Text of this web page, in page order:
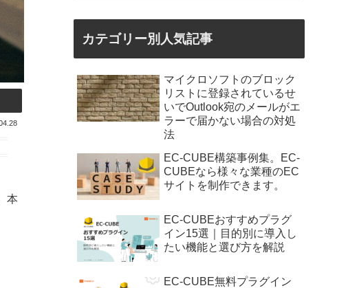
本
カテゴリー別人気記事
マイクロソフトのブロック
リストに登録されているせ
いでOutlook宛のメールがエ
ラーで届かない場合の対処
法
EC-CUBE構築事例集。EC-
CUBEなら様々な業種のEC
サイトを制作できます。
EC-CUBEおすすめプラグ
イン15選｜目的別に導入し
たい機能と選び方を解説
EC-CUBE無料プラグイン